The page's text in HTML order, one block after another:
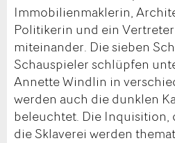
Immobilienmaklerin,
Politikerin und ein
miteinander. Die sieben
Schauspieler schlüpfen
Annette Windlin in
werden auch die dunklen
beleuchtet. Die Inquisition,
die Sklaverei werden